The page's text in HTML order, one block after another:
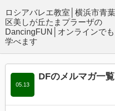
DFのメルマガ一覧
05.13